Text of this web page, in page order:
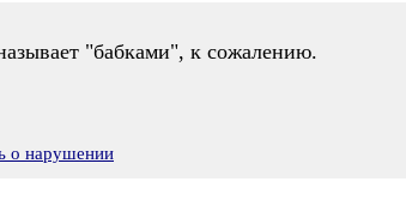
"бабками", к сожалению.
о нарушении